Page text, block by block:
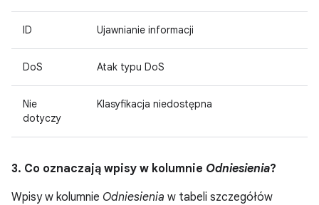
ID Ujawnianie informacji
DoS Atak typu DoS
Nie
dotyczy
Klasyfikacja niedostępna
3. Co oznaczają wpisy w kolumnie Odniesienia?
Wpisy w kolumnie Odniesienia w tabeli szczegółów